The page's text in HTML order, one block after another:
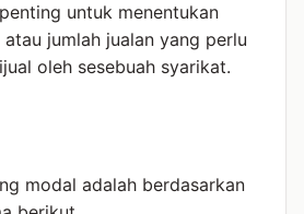
untuk menentukan
jumlah jualan yang perlu
oleh sesebuah syarikat.
modal adalah berdasarkan